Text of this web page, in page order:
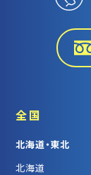
全国
北海道・東北
北海道